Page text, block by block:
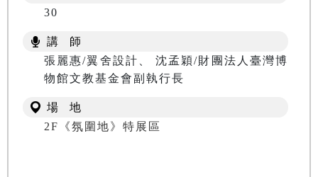
30
講 師
張麗惠/翼舍設計、 沈孟穎/財團法人臺灣博
物館文教基金會副執行長
場 地
2F《氛圍地》特展區